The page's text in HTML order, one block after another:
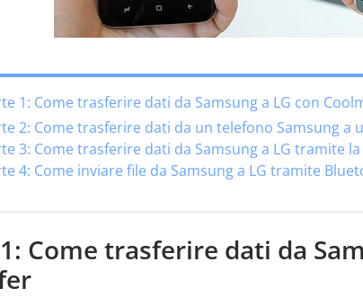
1: Come trasferire dati da Samsung a LG con
2: Come trasferire dati da un telefono Samsung a
3: Come trasferire dati da Samsung a LG tramite
4: Come inviare file da Samsung a LG tramite
Come trasferire dati da